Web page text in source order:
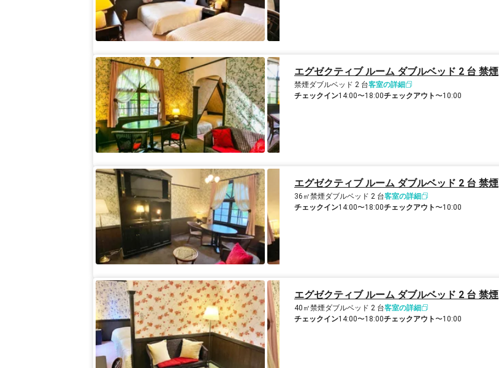
エグゼクティブ ルーム ダブルベッド 2 台 禁煙
禁煙ダブルベッド 2 台客室の詳細
チェックイン14:00〜18:00チェックアウト〜10:00
エグゼクティブ ルーム ダブルベッド 2 台 禁煙
36㎡禁煙ダブルベッド 2 台客室の詳細
チェックイン14:00〜18:00チェックアウト〜10:00
エグゼクティブ ルーム ダブルベッド 2 台 禁煙
40㎡禁煙ダブルベッド 2 台客室の詳細
チェックイン14:00〜18:00チェックアウト〜10:00